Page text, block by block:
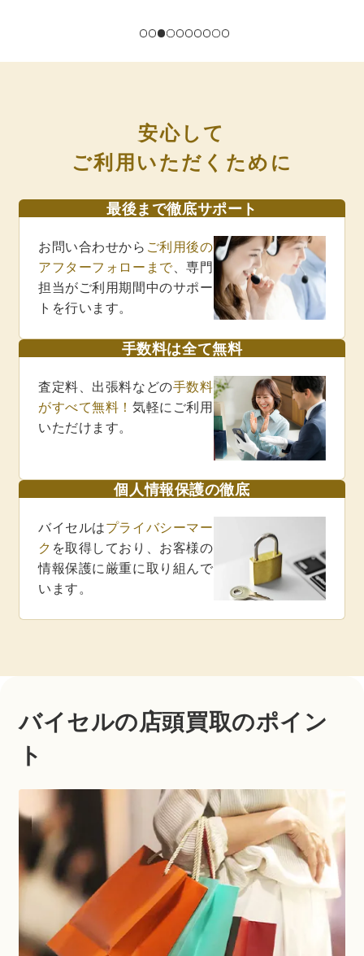
安心して
ご利用いただくために
最後まで徹底サポート
お問い合わせから ご利用後の
アフターフォローまで、専門
担当がご利用期間中のサポー
トを行います。
手数料は全て無料
査定料、出張料などの手数料
がすべて無料！ 気軽にご利用
いただけます。
個人情報保護の徹底
バイセルはプライバシーマー
ク を取得しており、お客様の
情報保護に厳重に取り組んで
います。
バイセルの店頭買取のポイン
ト